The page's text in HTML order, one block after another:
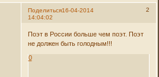
Поделиться 2
16-04-2014
14:04:02
Поэт в России больше чем поэт. Поэт
не должен быть голодным!!!
0